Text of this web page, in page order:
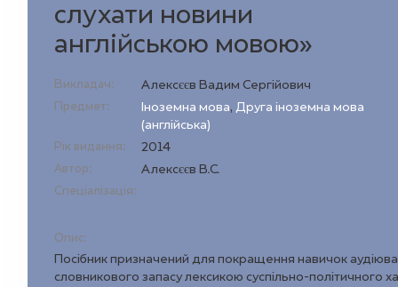
слухати новини
англійською мовою»
Викладач: Алексєєв Вадим Сергійович
Предмет: Іноземна мова,Друга іноземна мова
(англійська)
Рік видання: 2014
Автор: Алексєєв В.С.
Спеціалізація:
Опис:
Посібник призначений для покращення навичок
словникового запасу лексикою суспільно-політичного